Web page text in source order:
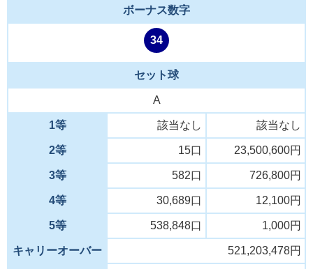
ボーナス数字
34
セット球
A
1等 該当なし 該当なし
2等 15口 23,500,600円
3等 582口 726,800円
4等 30,689口 12,100円
5等 538,848口 1,000円
キャリーオーバー 521,203,478円